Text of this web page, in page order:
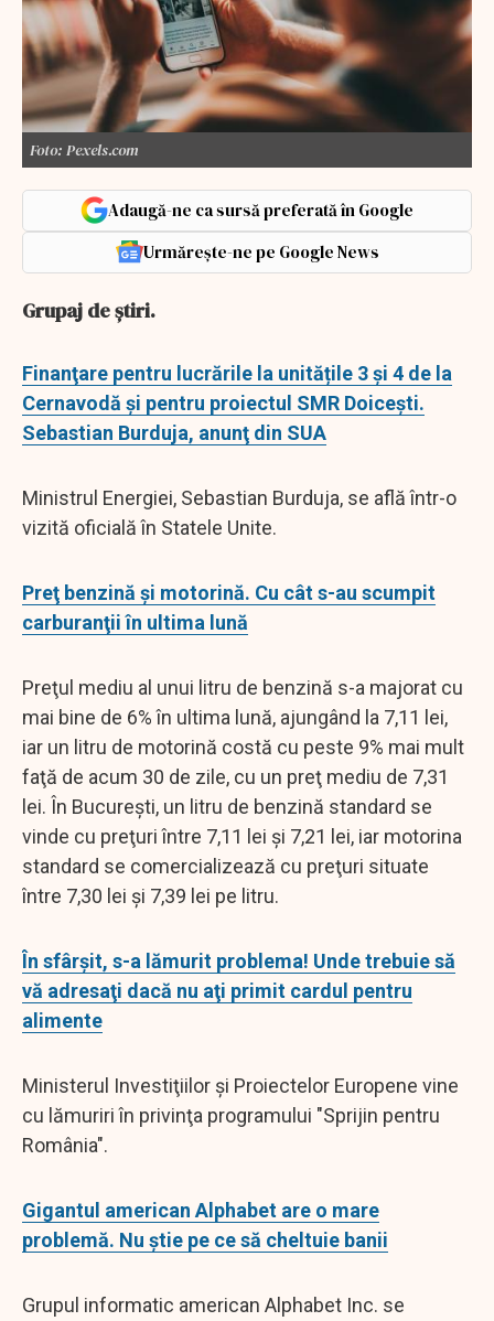
Foto: Pexels.com
Adaugă-ne ca sursă preferată în Google
Urmărește-ne pe Google News
Grupaj de ştiri.
Finanţare pentru lucrările la unitățile 3 și 4 de la
Cernavodă şi pentru proiectul SMR Doicești.
Sebastian Burduja, anunţ din SUA
Ministrul Energiei, Sebastian Burduja, se află într-o
vizită oficială în Statele Unite.
Preţ benzină şi motorină. Cu cât s-au scumpit
carburanţii în ultima lună
Preţul mediu al unui litru de benzină s-a majorat cu
mai bine de 6% în ultima lună, ajungând la 7,11 lei,
iar un litru de motorină costă cu peste 9% mai mult
faţă de acum 30 de zile, cu un preţ mediu de 7,31
lei. În Bucureşti, un litru de benzină standard se
vinde cu preţuri între 7,11 lei şi 7,21 lei, iar motorina
standard se comercializează cu preţuri situate
între 7,30 lei şi 7,39 lei pe litru.
În sfârşit, s-a lămurit problema! Unde trebuie să
vă adresaţi dacă nu aţi primit cardul pentru
alimente
Ministerul Investiţiilor şi Proiectelor Europene vine
cu lămuriri în privinţa programului "Sprijin pentru
România".
Gigantul american Alphabet are o mare
problemă. Nu ştie pe ce să cheltuie banii
Grupul informatic american Alphabet Inc. se